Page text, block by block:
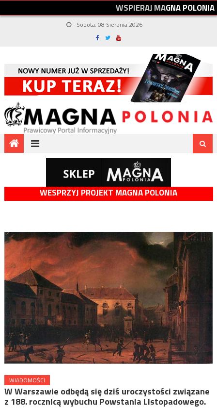
WSPIERAJMAGNAPOLONIA
Sobota, 08 Sierpnia 2026
WESPRZYJ PROJEKT MAGNA POLONIA
WIADOMOŚCI
W Warszawie odbędą się dziś uroczystości związane
z 188. rocznicą wybuchu Powstania Listopadowego.